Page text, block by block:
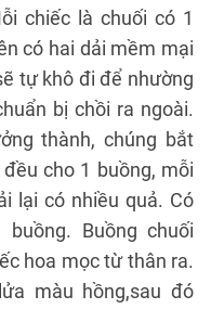
chiếc là chuối có 1
có hai dải mềm mại
tự khô đi để nhường
bị chồi ra ngoài.
thành, chúng bắt
cho 1 buồng, mỗi
lại có nhiều quả. Có
Buồng chuối
hoa mọc từ thân ra.
màu hồng,sau đó